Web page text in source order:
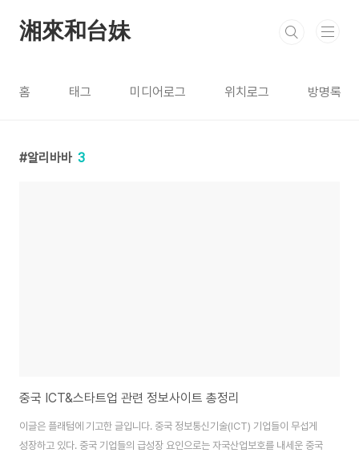
湘來和台妹
홈 태그 미디어로그 위치로그 방명록
알리바바 3
중국 ICT&스타트업 관련 정보사이트 총정리
이글은 플래텀에 기고한 글입니다. 중국 정보통신기술(ICT) 기업들이 무섭게
성장하고 있다. 중국 기업들의 급성장 요인으로는 자국산업보호를 내세운 중국